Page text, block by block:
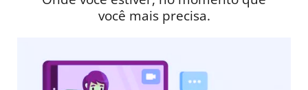
você mais precisa.